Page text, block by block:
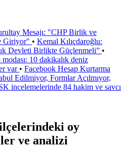
Mesajı: "CHP Birlik ve
Giriyor" • Kemal Kılıçdaroğlu:
Devleti Birlikte Güçlenmeli” •
10 dakikalık deniz
var • Facebook Hesap Kurtarma
Edilmiyor, Formlar Açılmıyor,
incelemelerinde 84 hakim ve savcı
oy
ve analizi